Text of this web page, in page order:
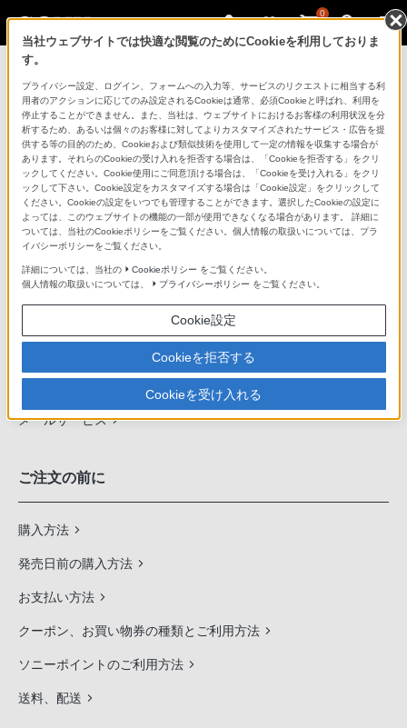
0
ソニーストアのご利用ガイド
ご利用ガイドでは、ソニーストアのご利用方法・サービ
スに関しまとめてご案内しております。
ご利用の前に
ソニーストア 店舗のご案内
ソニーショップ（ソニーストア取次店）のご案内
ソニーストアの特典・サービス
（長期保証、下取サービス、設置・設定サービスなど）
定期クーポンのプレゼントについて
メールサービス
ご注文の前に
購入方法
発売日前の購入方法
お支払い方法
クーポン、お買い物券の種類とご利用方法
ソニーポイントのご利用方法
送料、配送
当社ウェブサイトでは快適な閲覧のためにCookieを利用しておりま
す。
プライバシー設定、ログイン、フォームへの入力等、サービスのリクエストに相当する利
用者のアクションに応じてのみ設定されるCookieは通常、必須Cookieと呼ばれ、利用を
停止することができません。また、当社は、ウェブサイトにおけるお客様の利用状況を分
析するため、あるいは個々のお客様に対してよりカスタマイズされたサービス・広告を提
供する等の目的のため、Cookieおよび類似技術を使用して一定の情報を収集する場合が
あります。それらのCookieの受け入れを拒否する場合は、「Cookieを拒否する」をクリ
ックしてください。Cookie使用にご同意頂ける場合は、「Cookieを受け入れる」をクリ
ックして下さい。Cookie設定をカスタマイズする場合は「Cookie設定」をクリックして
ください。Cookieの設定をいつでも管理することができます。選択したCookieの設定に
よっては、このウェブサイトの機能の一部が使用できなくなる場合があります。 詳細に
ついては、当社のCookieポリシーをご覧ください。個人情報の取扱いについては、プラ
イバシーポリシーをご覧ください。
詳細については、当社の Cookieポリシー をご覧ください。
個人情報の取扱いについては、
プライバシーポリシー をご覧ください。
Cookie設定
Cookieを拒否する
Cookieを受け入れる